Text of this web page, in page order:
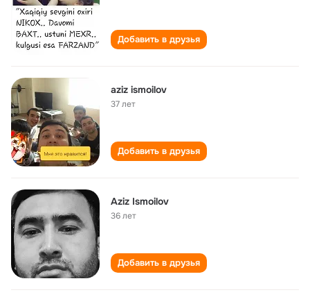
Добавить в друзья
aziz ismoilov
37 лет
Добавить в друзья
Aziz Ismoilov
36 лет
Добавить в друзья